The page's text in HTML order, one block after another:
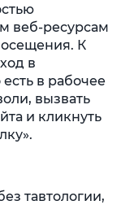
веб-ресурсам
К
в
в рабочее
вызвать
и кликнуть
тавтологии,